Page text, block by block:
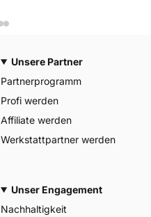
Unsere Partner
Partnerprogramm
Profi werden
Affiliate werden
Werkstattpartner werden
Unser Engagement
Nachhaltigkeit